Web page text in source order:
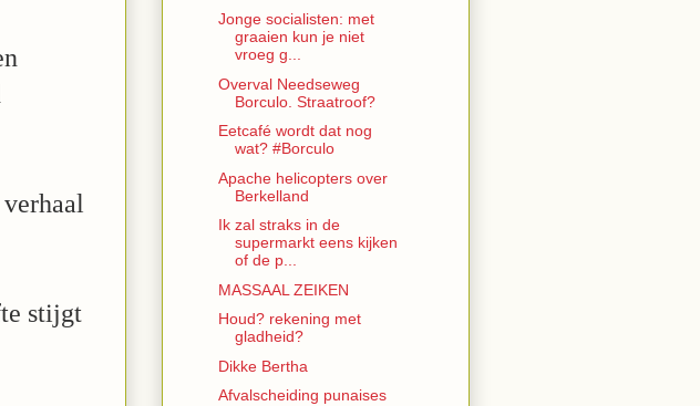
stijgt
Jonge socialisten: met
graaien kun je niet
vroeg g...
Overval Needseweg
Borculo. Straatroof?
Eetcafé wordt dat nog
wat? #Borculo
Apache helicopters over
Berkelland
Ik zal straks in de
supermarkt eens kijken
of de p...
MASSAAL ZEIKEN
Houd? rekening met
gladheid?
Dikke Bertha
Afvalscheiding punaises